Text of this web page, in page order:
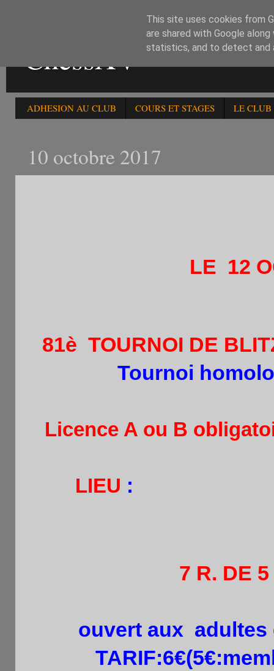
ChessXV
ADHESION AU CLUB COURS ET STAGES LE CLUB
10 octobre 2017
LE 12
81è TOURNOI DE
Tournoi
Licence A ou B
LIEU :
7 R. DE
ouvert aux adultes
This site uses cookies from
are shared with Google
statistics, and to detect and